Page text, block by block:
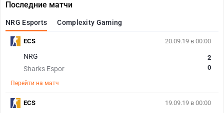
Последние матчи
NRG Esports Complexity Gaming
20.09.19 в 00:00
NRG
Sharks Espor
2
0
Перейти на матч
ECS
19.09.19 в 00:00
ECS